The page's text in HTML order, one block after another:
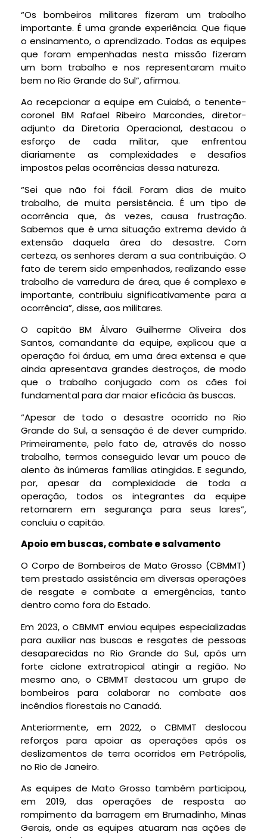
“Os bombeiros militares fizeram um trabalho
importante. É uma grande experiência. Que fique
o ensinamento, o aprendizado. Todas as equipes
que foram empenhadas nesta missão fizeram
um bom trabalho e nos representaram muito
bem no Rio Grande do Sul”, afirmou.
Ao recepcionar a equipe em Cuiabá, o tenente-
coronel BM Rafael Ribeiro Marcondes, diretor-
adjunto da Diretoria Operacional, destacou o
esforço de cada militar, que enfrentou
diariamente as complexidades e desafios
impostos pelas ocorrências dessa natureza.
“Sei que não foi fácil. Foram dias de muito
trabalho, de muita persistência. É um tipo de
ocorrência que, às vezes, causa frustração.
Sabemos que é uma situação extrema devido à
extensão daquela área do desastre. Com
certeza, os senhores deram a sua contribuição. O
fato de terem sido empenhados, realizando esse
trabalho de varredura de área, que é complexo e
importante, contribuiu significativamente para a
ocorrência”, disse, aos militares.
O capitão BM Álvaro Guilherme Oliveira dos
Santos, comandante da equipe, explicou que a
operação foi árdua, em uma área extensa e que
ainda apresentava grandes destroços, de modo
que o trabalho conjugado com os cães foi
fundamental para dar maior eficácia às buscas.
“Apesar de todo o desastre ocorrido no Rio
Grande do Sul, a sensação é de dever cumprido.
Primeiramente, pelo fato de, através do nosso
trabalho, termos conseguido levar um pouco de
alento às inúmeras famílias atingidas. E segundo,
por, apesar da complexidade de toda a
operação, todos os integrantes da equipe
retornarem em segurança para seus lares”,
concluiu o capitão.
Apoio em buscas, combate e salvamento
O Corpo de Bombeiros de Mato Grosso (CBMMT)
tem prestado assistência em diversas operações
de resgate e combate a emergências, tanto
dentro como fora do Estado.
Em 2023, o CBMMT enviou equipes especializadas
para auxiliar nas buscas e resgates de pessoas
desaparecidas no Rio Grande do Sul, após um
forte ciclone extratropical atingir a região. No
mesmo ano, o CBMMT destacou um grupo de
bombeiros para colaborar no combate aos
incêndios florestais no Canadá.
Anteriormente, em 2022, o CBMMT deslocou
reforços para apoiar as operações após os
deslizamentos de terra ocorridos em Petrópolis,
no Rio de Janeiro.
As equipes de Mato Grosso também participou,
em 2019, das operações de resposta ao
rompimento da barragem em Brumadinho, Minas
Gerais, onde as equipes atuaram nas ações de